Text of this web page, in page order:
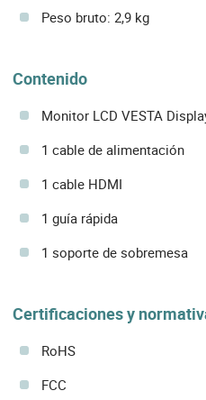
Peso bruto: 2,9 kg
Contenido
Monitor LCD VESTA
1 cable de alimentación
1 cable HDMI
1 guía rápida
1 soporte de sobremesa
Certificaciones y
RoHS
FCC